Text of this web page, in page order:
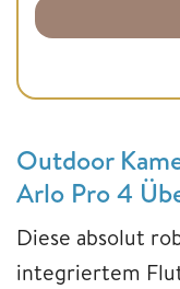
Outdoor
Arlo Pro 4
Diese absolut
integriertem